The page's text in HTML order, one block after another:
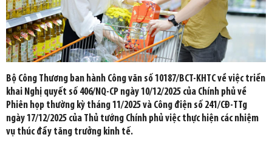
Bộ Công Thương ban hành Công văn số 10187/BCT-KHTC về việc triển
khai Nghị quyết số 406/NQ-CP ngày 10/12/2025 của Chính phủ về
Phiên họp thường kỳ tháng 11/2025 và Công điện số 241/CĐ-TTg
ngày 17/12/2025 của Thủ tướng Chính phủ việc thực hiện các nhiệm
vụ thúc đẩy tăng trưởng kinh tế.